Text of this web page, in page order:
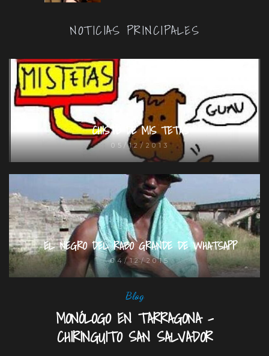
NOTICIAS PRINCIPALES
CHISTE DE MIS TETAS
05/12/2013
EL NEGRO DEL RABO GRANDE DE WHATSAPP
04/12/2015
Blog
MONÓLOGO EN TARRAGONA –
CHIRINGUITO SAN SALVADOR